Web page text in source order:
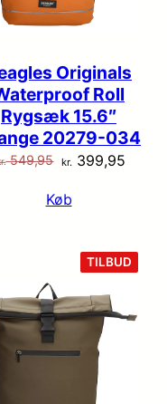
Originals
Roll
Rygsæk 15.6″
20279-034
549,95 Den
pris
kr. 549,95.
kr. 399,95Den
kr.
Køb
TILBUD
PÅ